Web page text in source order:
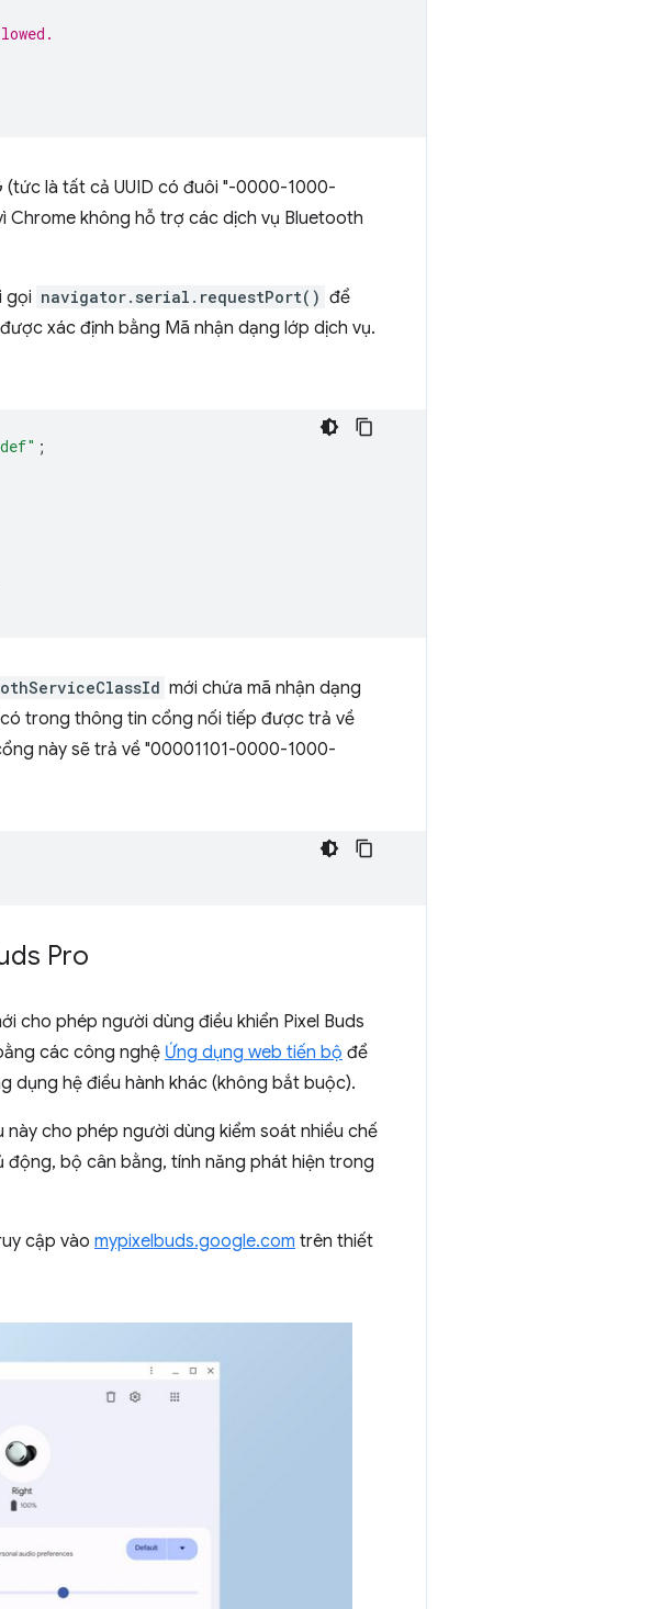
(tức là tất cả UUID có đuôi "-0000-1000-
không hỗ trợ các dịch vụ Bluetooth
gọi navigator.serial.requestPort() để
xác định bằng Mã nhận dạng lớp dịch vụ.
;
mới chứa mã nhận dạng
trong thông tin cổng nối tiếp được trả về
này sẽ trả về "00001101-0000-1000-
Pro
cho phép người dùng điều khiển Pixel Buds
các công nghệ Ứng dụng web tiến bộ để
dụng hệ điều hành khác (không bắt buộc).
này cho phép người dùng kiểm soát nhiều chế
bộ cân bằng, tính năng phát hiện trong
cập vào mypixelbuds.google.com trên thiết